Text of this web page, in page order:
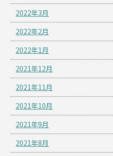
2022年3月
2022年2月
2022年1月
2021年12月
2021年11月
2021年10月
2021年9月
2021年8月